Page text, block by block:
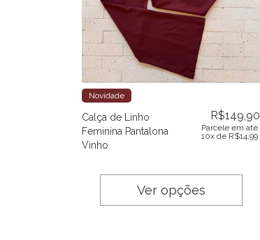
Novidade
Calça de Linho
Feminina Pantalona
Vinho
R$149,90
Parcele em até
10x de R$14,99
Ver opções